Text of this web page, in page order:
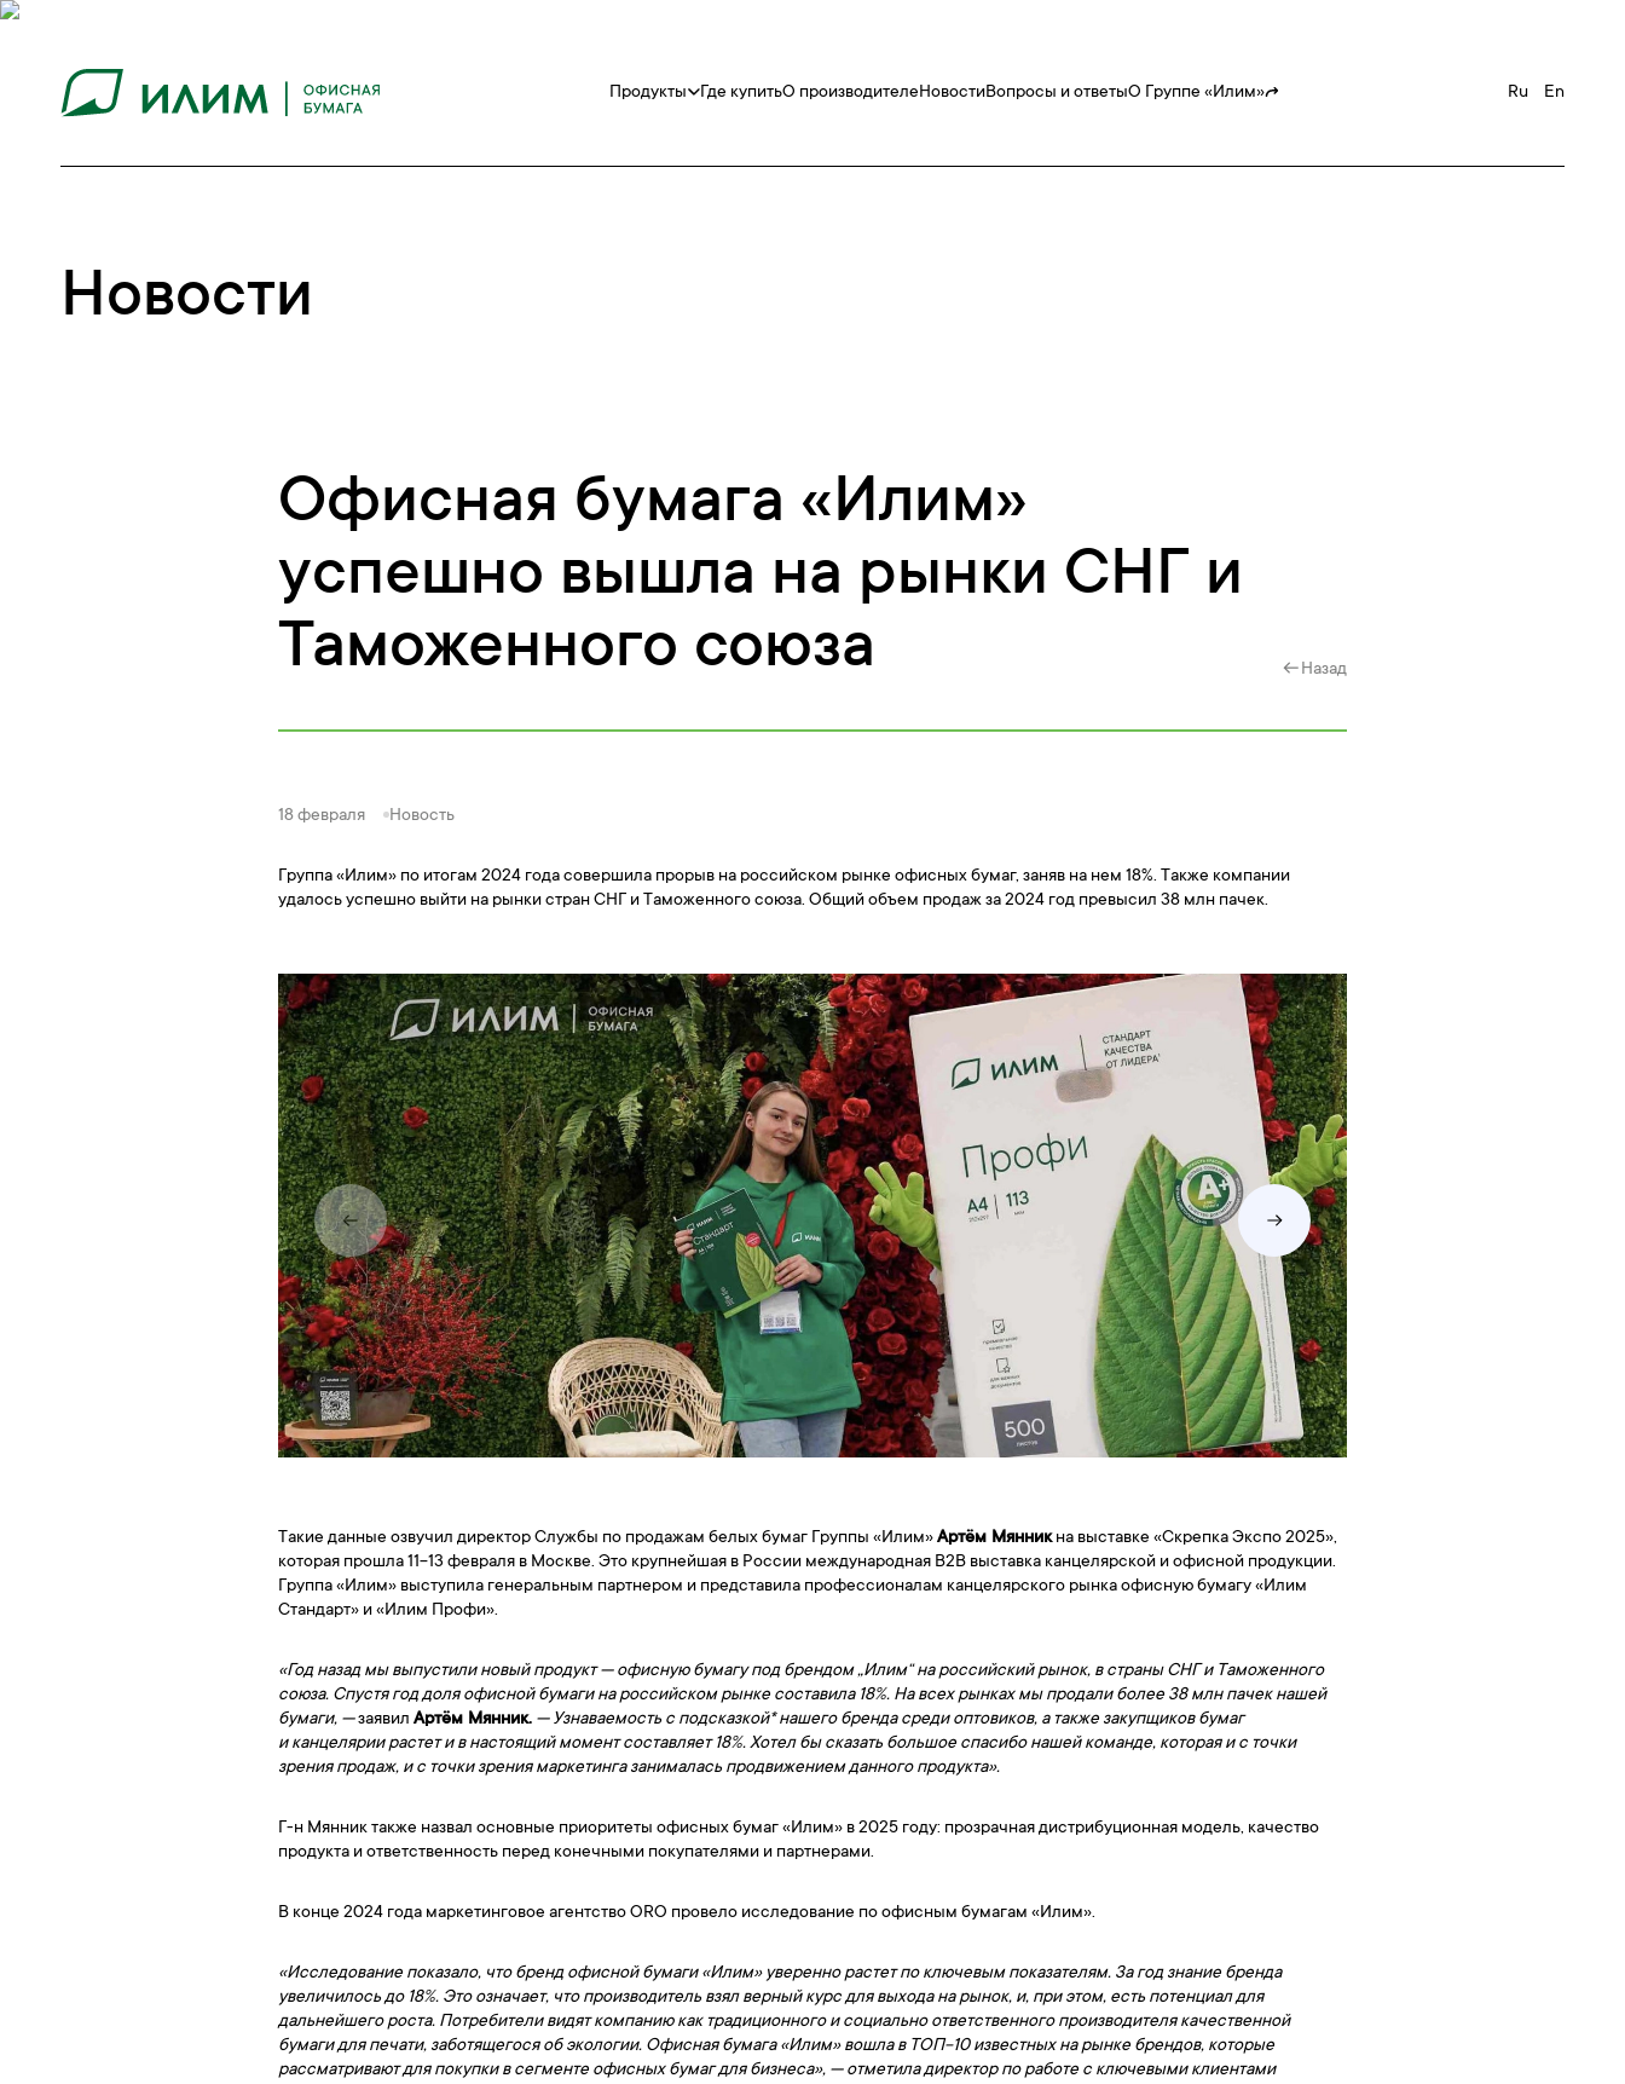
Продукты Где купитьО производителеНовостиВопросы и ответыО Группе «Илим» Ru En
Новости
Офисная бумага «Илим»
успешно вышла на рынки СНГ и
Таможенного союза
Назад
18 февраля Новость
Группа «Илим» по итогам 2024 года совершила прорыв на российском рынке офисных бумаг, заняв на нем 18%. Также компании
удалось успешно выйти на рынки стран СНГ и Таможенного союза. Общий объем продаж за 2024 год превысил 38 млн пачек.
Такие данные озвучил директор Службы по продажам белых бумаг Группы «Илим»Артём Мянникна выставке «Скрепка Экспо 2025»,
которая прошла11-13 февраля в Москве. Это крупнейшая в России международная B2B выставка канцелярской и офисной продукции.
Группа «Илим» выступила генеральным партнером и представила профессионалам канцелярского рынка офисную бумагу «Илим
Стандарт» и «Илим Профи».
«Год назад мы выпустили новый продукт — офисную бумагу под брендом „Илим“ на российский рынок, в страны СНГ и Таможенного
союза. Спустя год доля офисной бумаги на российском рынке составила 18%. На всех рынках мы продали более 38 млн пачек нашей
бумаги, —заявил Артём Мянник. — Узнаваемость с подсказкой* нашего бренда среди оптовиков, а также закупщиков бумаг
и канцелярии растет и в настоящий момент составляет 18%. Хотел бы сказать большое спасибо нашей команде, которая и с точки
зрения продаж, и с точки зрения маркетинга занималась продвижением данного продукта».
Г-н Мянник также назвал основные приоритеты офисных бумаг «Илим» в 2025 году: прозрачная дистрибуционная модель, качество
продукта и ответственность перед конечными покупателями и партнерами.
В конце 2024 года маркетинговое агентство ORO провело исследование по офисным бумагам «Илим».
«Исследование показало, что бренд офисной бумаги «Илим» уверенно растет по ключевым показателям. За год знание бренда
увеличилось до 18%. Это означает, что производитель взял верный курс для выхода на рынок, и, при этом, есть потенциал для
дальнейшего роста. Потребители видят компанию как традиционного и социально ответственного производителя качественной
бумаги для печати, заботящегося об экологии. Офисная бумага «Илим» вошла в ТОП-10 известных на рынке брендов, которые
рассматривают для покупки в сегменте офисных бумаг для бизнеса», — отметила директор по работе с ключевыми клиентами